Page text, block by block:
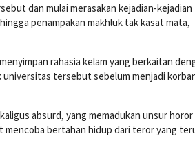
dan mulai merasakan kejadian-kejadian
penampakan makhluk tak kasat mata,
rahasia kelam yang berkaitan
universitas tersebut sebelum menjadi
absurd, yang memadukan unsur horor
mencoba bertahan hidup dari teror yang